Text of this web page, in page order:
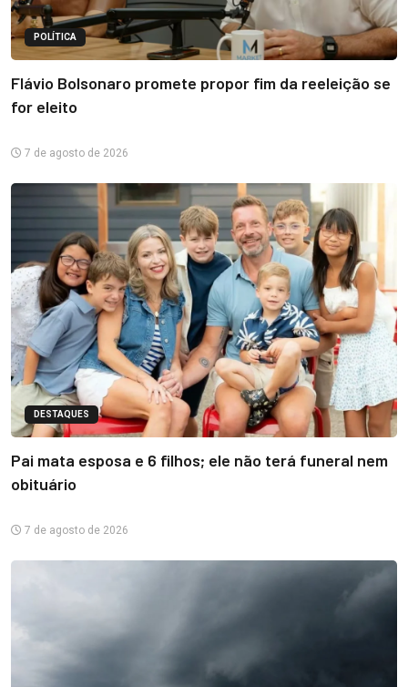
POLÍTICA
Flávio Bolsonaro promete propor fim da reeleição se
for eleito
7 de agosto de 2026
DESTAQUES
Pai mata esposa e 6 filhos; ele não terá funeral nem
obituário
7 de agosto de 2026